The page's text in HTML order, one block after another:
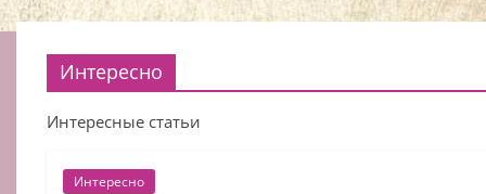
Интересно
Интересные статьи
Интересно